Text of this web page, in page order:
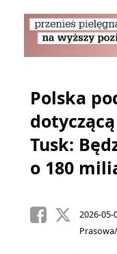
Polska
Tusk:
o 180
2026-05-